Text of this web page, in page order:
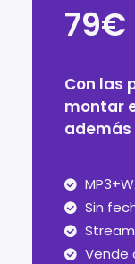
79€
Con las
montar
además
Sin
Vende